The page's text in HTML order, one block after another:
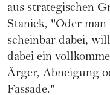
aus strategischen
Staniek, "Oder man
scheinbar dabei,
dabei ein
Ärger, Abneigung
Fassade."